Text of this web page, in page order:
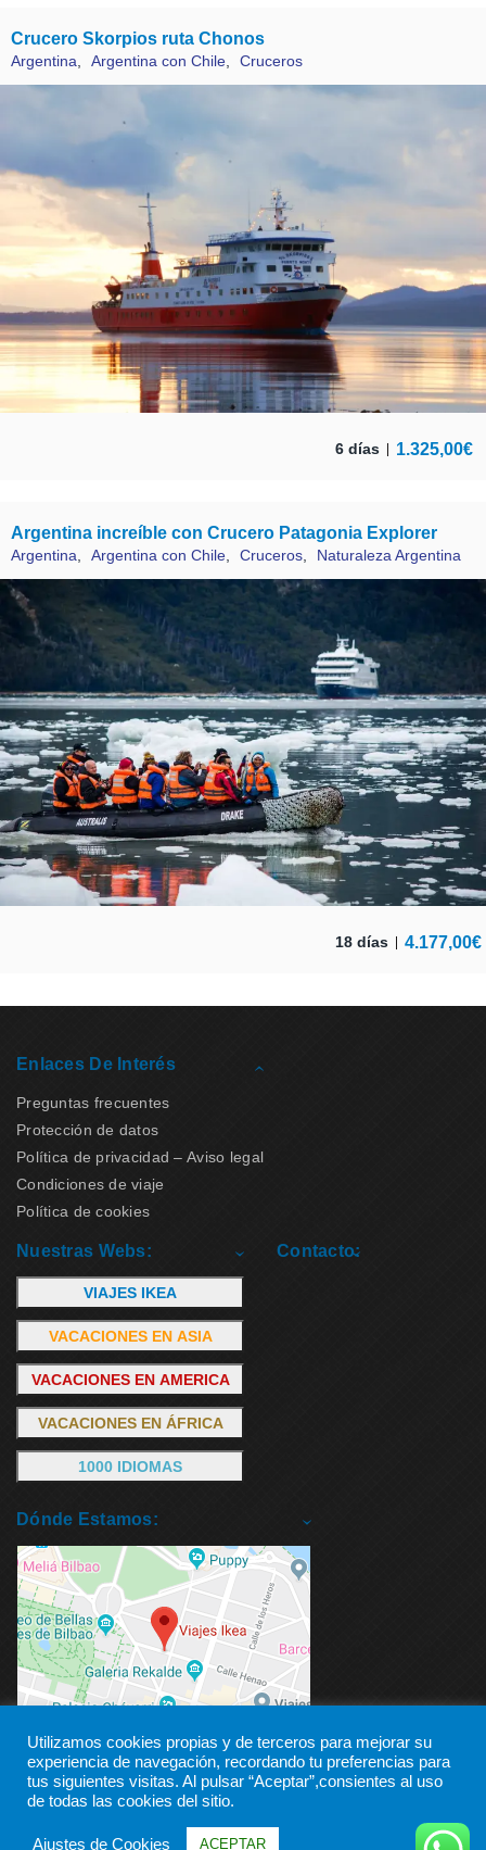
Crucero Skorpios ruta Chonos
Argentina Argentina con Chile Cruceros
6 días 1.325,00€
Argentina increíble con Crucero Patagonia Explorer
Argentina Argentina con Chile Cruceros Naturaleza Argentina
18 días 4.177,00€
Enlaces De Interés
Preguntas frecuentes
Protección de datos
Política de privacidad – Aviso legal
Condiciones de viaje
Política de cookies
Nuestras Webs:
VIAJES IKEA
VACACIONES EN ASIA
VACACIONES EN AMERICA
VACACIONES EN ÁFRICA
1000 IDIOMAS
Contacto:
Dónde Estamos:
Utilizamos cookies propias y de terceros para mejorar su
experiencia de navegación, recordando tu preferencias para
tus siguientes visitas. Al pulsar “Aceptar”,consientes al uso
de todas las cookies del sitio.
Ajustes de Cookies ACEPTAR